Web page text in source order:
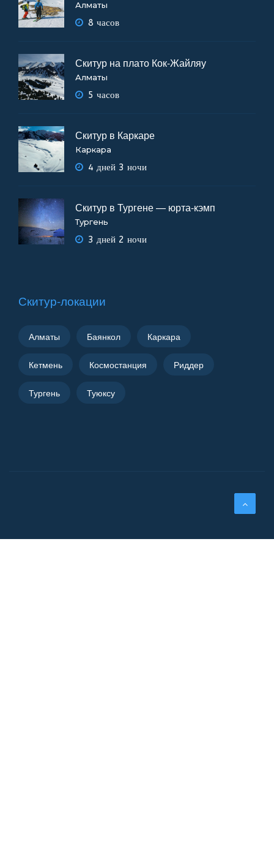
Алматы
8 часов
Скитур на плато Кок-Жайляу
Алматы
5 часов
Скитур в Каркаре
Каркара
4 дней 3 ночи
Скитур в Тургене — юрта-кэмп
Тургень
3 дней 2 ночи
Скитур-локации
Алматы Баянкол Каркара
Кетмень Космостанция Риддер
Тургень Туюксу